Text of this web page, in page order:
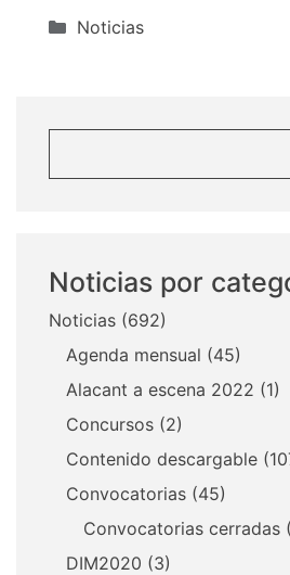
Categorías
Noticias
Noticias por
Noticias (692)
Agenda mensual (45)
Alacant a escena 2022 (1)
Concursos (2)
Contenido descargable
Convocatorias (45)
Convocatorias cerradas
DIM2020 (3)